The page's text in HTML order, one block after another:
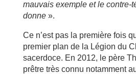
mauvais exemple et le contre-
donne ».
Ce n’est pas la première fois
premier plan de la Légion du
sacerdoce. En 2012, le père
prêtre très connu notamment